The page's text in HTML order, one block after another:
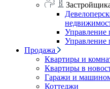
Управление
Управление
Продажа
Квартиры и
Квартиры в
Гаражи и
Коттеджи